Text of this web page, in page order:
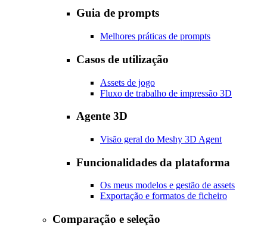
Guia de prompts
Melhores práticas de prompts
Casos de utilização
Assets de jogo
Fluxo de trabalho de impressão 3D
Agente 3D
Visão geral do Meshy 3D Agent
Funcionalidades da plataforma
Os meus modelos e gestão de assets
Exportação e formatos de ficheiro
Comparação e seleção